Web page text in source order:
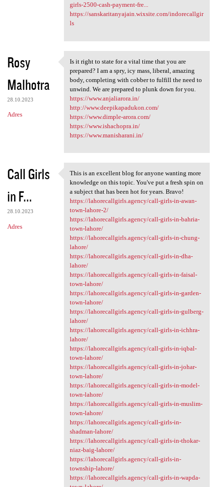
girls-2500-cash-payment-fre...
https://sanskaritanyajain.wixsite.com/indorecallgir
ls
Rosy
Malhotra
28.10.2023
Adres
Is it right to state for a
Is it right to state for a vital time that you are
prepared? I am a spry, icy mass, liberal, amazing
body, completing with cobber to fulfill the need to
unwind. We are prepared to plunk down for you.
https://www.anjaliarora.in/
http://www.deepikapadukon.com/
https://www.dimple-arora.com/
https://www.ishachopra.in/
https://www.manisharani.in/
Call Girls
in F...
28.10.2023
Adres
This is an excellent blog for
This is an excellent blog for anyone wanting more
knowledge on this topic. You've put a fresh spin on
a subject that has been hot for years. Bravo!
https://lahorecallgirls.agency/call-girls-in-awan-
town-lahore-2/
https://lahorecallgirls.agency/call-girls-in-bahria-
town-lahore/
https://lahorecallgirls.agency/call-girls-in-chung-
lahore/
https://lahorecallgirls.agency/call-girls-in-dha-
lahore/
https://lahorecallgirls.agency/call-girls-in-faisal-
town-lahore/
https://lahorecallgirls.agency/call-girls-in-garden-
town-lahore/
https://lahorecallgirls.agency/call-girls-in-gulberg-
lahore/
https://lahorecallgirls.agency/call-girls-in-ichhra-
lahore/
https://lahorecallgirls.agency/call-girls-in-iqbal-
town-lahore/
https://lahorecallgirls.agency/call-girls-in-johar-
town-lahore/
https://lahorecallgirls.agency/call-girls-in-model-
town-lahore/
https://lahorecallgirls.agency/call-girls-in-muslim-
town-lahore/
https://lahorecallgirls.agency/call-girls-in-
shadman-lahore/
https://lahorecallgirls.agency/call-girls-in-thokar-
niaz-baig-lahore/
https://lahorecallgirls.agency/call-girls-in-
township-lahore/
https://lahorecallgirls.agency/call-girls-in-wapda-